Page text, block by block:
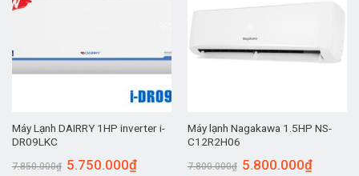
Máy Lạnh DAIRRY 1HP inverter i-
DR09LKC
7.850.000₫ 5.750.000₫
Máy lạnh Nagakawa 1.5HP NS-
C12R2H06
7.800.000₫ 5.800.000₫